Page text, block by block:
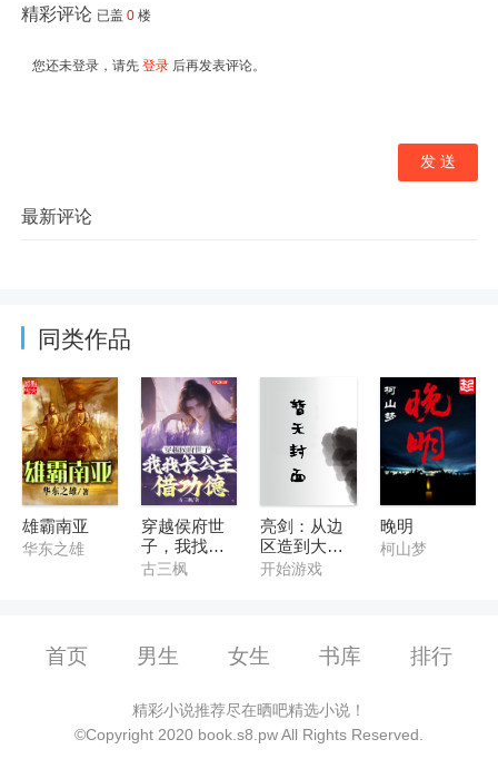
同类作品
雄霸南亚
华东之雄
穿越侯府世
子，我找长
公主借功德
古三枫
亮剑：从边
区造到大国
重工
开始游戏
晚明
柯山梦
首页 男生 女生 书库 排行
精彩小说推荐尽在晒吧精选小说！
©Copyright 2020 book.s8.pw All Rights Reserved.